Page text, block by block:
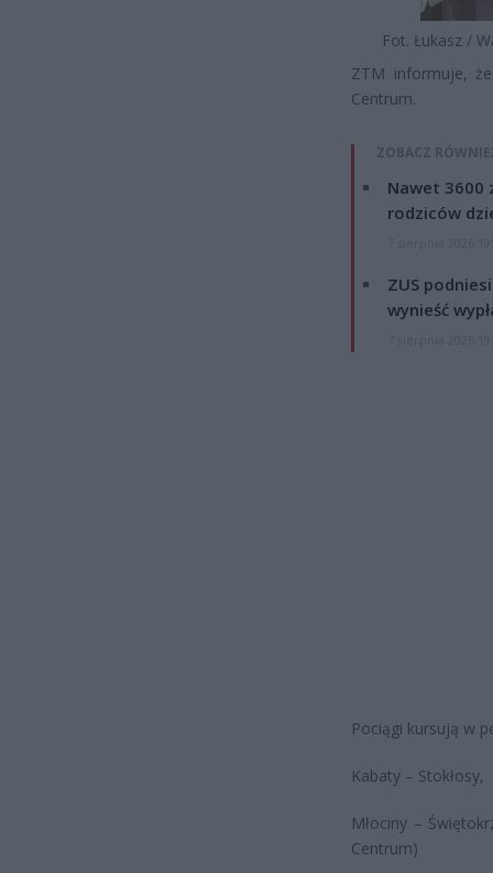
Fot. Łukasz /
ZTM informuje,
Centrum.
ZOBACZ
Nawet 3600
rodziców
ZUS
wynieść
Pociągi kursują w
Kabaty – Stokłosy,
Młociny –
Centrum)